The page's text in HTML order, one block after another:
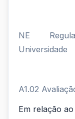
NE
Universidade
A1.02
Em relação